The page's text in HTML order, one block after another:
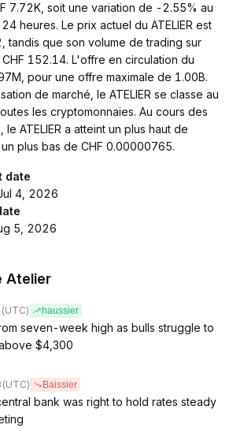
7.72K, soit une variation de -2.55% au
heures. Le prix actuel du ATELIER est
tandis que son volume de trading sur
152.14. L'offre en circulation du
pour une offre maximale de 1.00B.
de marché, le ATELIER se classe au
les cryptomonnaies. Au cours des
ATELIER a atteint un plus haut de
plus bas de CHF 0.00000765.
date
4, 2026
5, 2026
Atelier
(UTC) haussier
seven-week high as bulls struggle to
$4,300
(UTC) Baissier
bank was right to hold rates steady